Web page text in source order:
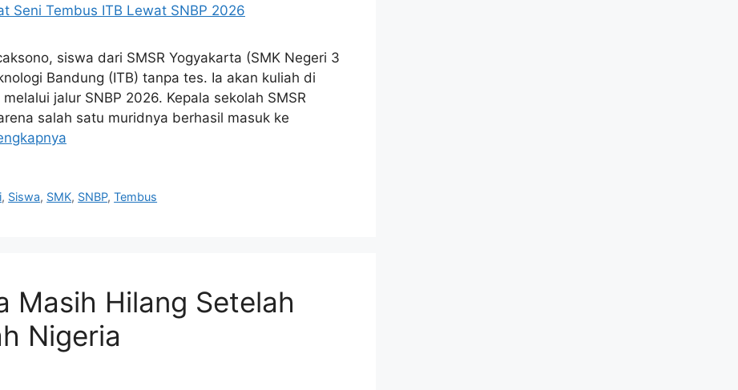
siswa dari SMSR Yogyakarta (SMK Negeri 3
Bandung (ITB) tanpa tes. Ia akan kuliah di
jalur SNBP 2026. Kepala sekolah SMSR
salah satu muridnya berhasil masuk ke
, Siswa, SMK, SNBP,Tembus
Masih Hilang Setelah
Nigeria